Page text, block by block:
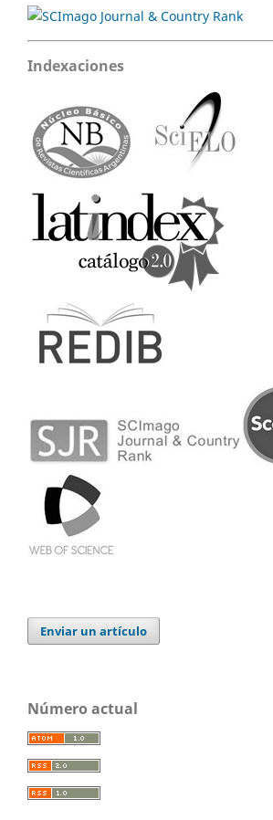
Indexaciones
Enviar un artículo
Número actual